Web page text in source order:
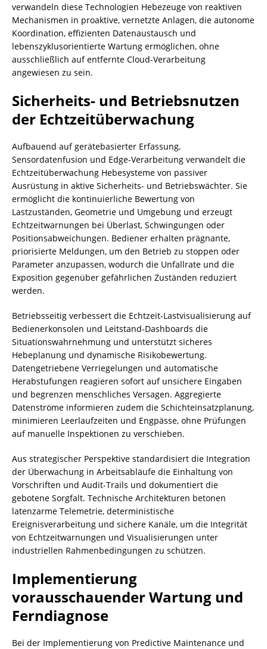
verwandeln diese Technologien Hebezeuge von reaktiven
Mechanismen in proaktive, vernetzte Anlagen, die autonome
Koordination, effizienten Datenaustausch und
lebenszyklusorientierte Wartung ermöglichen, ohne
ausschließlich auf entfernte Cloud-Verarbeitung
angewiesen zu sein.
Sicherheits- und Betriebsnutzen
der Echtzeitüberwachung
Aufbauend auf gerätebasierter Erfassung,
Sensordatenfusion und Edge-Verarbeitung verwandelt die
Echtzeitüberwachung Hebesysteme von passiver
Ausrüstung in aktive Sicherheits- und Betriebswächter. Sie
ermöglicht die kontinuierliche Bewertung von
Lastzuständen, Geometrie und Umgebung und erzeugt
Echtzeitwarnungen bei Überlast, Schwingungen oder
Positionsabweichungen. Bediener erhalten prägnante,
priorisierte Meldungen, um den Betrieb zu stoppen oder
Parameter anzupassen, wodurch die Unfallrate und die
Exposition gegenüber gefährlichen Zuständen reduziert
werden.
Betriebsseitig verbessert die Echtzeit-Lastvisualisierung auf
Bedienerkonsolen und Leitstand-Dashboards die
Situationswahrnehmung und unterstützt sicheres
Hebeplanung und dynamische Risikobewertung.
Datengetriebene Verriegelungen und automatische
Herabstufungen reagieren sofort auf unsichere Eingaben
und begrenzen menschliches Versagen. Aggregierte
Datenströme informieren zudem die Schichteinsatzplanung,
minimieren Leerlaufzeiten und Engpässe, ohne Prüfungen
auf manuelle Inspektionen zu verschieben.
Aus strategischer Perspektive standardisiert die Integration
der Überwachung in Arbeitsabläufe die Einhaltung von
Vorschriften und Audit-Trails und dokumentiert die
gebotene Sorgfalt. Technische Architekturen betonen
latenzarme Telemetrie, deterministische
Ereignisverarbeitung und sichere Kanäle, um die Integrität
von Echtzeitwarnungen und Visualisierungen unter
industriellen Rahmenbedingungen zu schützen.
Implementierung
vorausschauender Wartung und
Ferndiagnose
Bei der Implementierung von Predictive Maintenance und